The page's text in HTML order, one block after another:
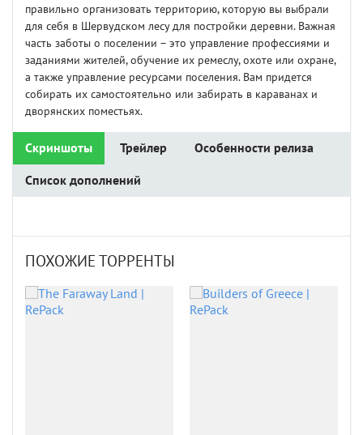
правильно организовать территорию, которую вы выбрали
для себя в Шервудском лесу для постройки деревни. Важная
часть заботы о поселении – это управление профессиями и
заданиями жителей, обучение их ремеслу, охоте или охране,
а также управление ресурсами поселения. Вам придется
собирать их самостоятельно или забирать в караванах и
дворянских поместьях.
Скриншоты Трейлер Особенности релиза
Список дополнений
ПОХОЖИЕ ТОРРЕНТЫ